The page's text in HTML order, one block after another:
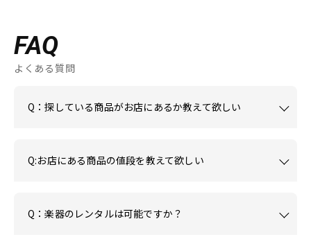
FAQ
よくある質問
Q：探している商品がお店にあるか教えて欲しい
Q:お店にある商品の値段を教えて欲しい
Q：楽器のレンタルは可能ですか？